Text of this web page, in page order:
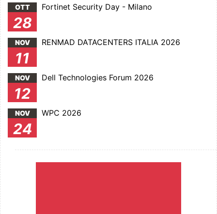
OTT
28
Fortinet Security Day - Milano
NOV
11
RENMAD DATACENTERS ITALIA 2026
NOV
12
Dell Technologies Forum 2026
NOV
24
WPC 2026